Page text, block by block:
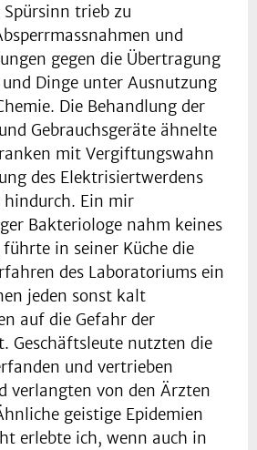
Spürsinn trieb zu
und
gegen die Übertragung
Dinge unter Ausnutzung
Die Behandlung der
Gebrauchsgeräte ähnelte
mit Vergiftungswahn
des Elektrisiertwerdens
hindurch. Ein mir
Bakteriologe nahm keines
führte in seiner Küche die
des Laboratoriums ein
jeden sonst kalt
auf die Gefahr der
Geschäftsleute nutzten die
und vertrieben
verlangten von den Ärzten
geistige Epidemien
erlebte ich, wenn auch in